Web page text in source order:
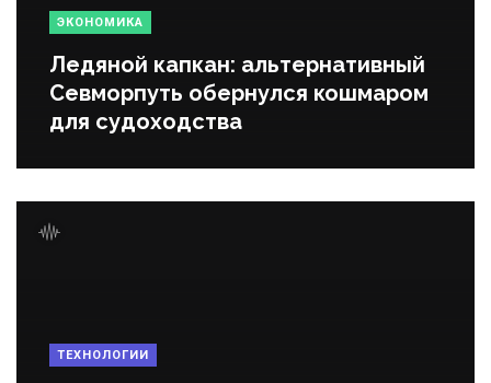
ЭКОНОМИКА
Ледяной капкан: альтернативный
Севморпуть обернулся кошмаром
для судоходства
ТЕХНОЛОГИИ